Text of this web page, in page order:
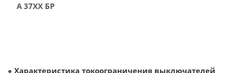
А 37ХХ БР
● Характеристика токоограничения выключателей